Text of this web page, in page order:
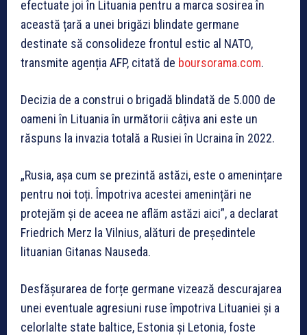
efectuate joi în Lituania pentru a marca sosirea în
această țară a unei brigăzi blindate germane
destinate să consolideze frontul estic al NATO,
transmite agenția AFP, citată de boursorama.com.
Decizia de a construi o brigadă blindată de 5.000 de
oameni în Lituania în următorii câțiva ani este un
răspuns la invazia totală a Rusiei în Ucraina în 2022.
„Rusia, așa cum se prezintă astăzi, este o amenințare
pentru noi toți. Împotriva acestei amenințări ne
protejăm și de aceea ne aflăm astăzi aici”, a declarat
Friedrich Merz la Vilnius, alături de președintele
lituanian Gitanas Nauseda.
Desfășurarea de forțe germane vizează descurajarea
unei eventuale agresiuni ruse împotriva Lituaniei și a
celorlalte state baltice, Estonia și Letonia, foste